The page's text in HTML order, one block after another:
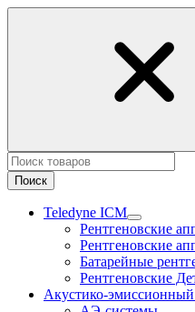
Поиск
Teledyne ICM
Рентгеновские
Рентгеновские
Батарейные
Рентгеновские
Акустико-эмисcионный